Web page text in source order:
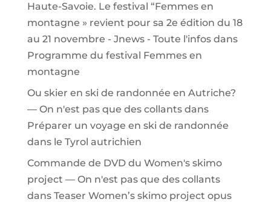
Haute-Savoie. Le festival “Femmes en
montagne » revient pour sa 2e édition du 18
au 21 novembre - Jnews - Toute l'infosdans
Programme du festival Femmes en
montagne
Ou skier en ski de randonnée en Autriche?
— On n'est pas que des collantsdans
Préparer un voyage en ski de randonnée
dans le Tyrol autrichien
Commande de DVD du Women's skimo
project — On n'est pas que des collants
dans Teaser Women’s skimo project opus